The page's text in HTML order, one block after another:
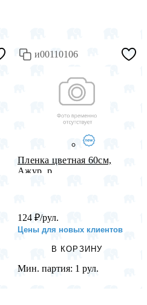
и00110106
Пленка цветная 60см,
Ажур, р...
124 ₽/рул.
Цены для новых клиентов
В КОРЗИНУ
Мин. партия: 1 рул.